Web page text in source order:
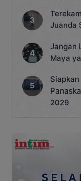
Juanda
Jangan
Maya
2029